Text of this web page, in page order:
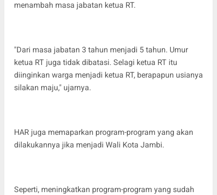
menambah masa jabatan ketua RT.
"Dari masa jabatan 3 tahun menjadi 5 tahun. Umur
ketua RT juga tidak dibatasi. Selagi ketua RT itu
diinginkan warga menjadi ketua RT, berapapun usianya
silakan maju," ujarnya.
HAR juga memaparkan program-program yang akan
dilakukannya jika menjadi Wali Kota Jambi.
Seperti, meningkatkan program-program yang sudah